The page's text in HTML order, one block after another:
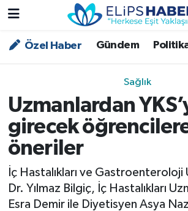
Özel Haber Gündem
Sağlık
Uzmanlardan
girecek
öneriler
İç Hastalıkları ve Gastroenteroloji
Dr. Yılmaz Bilgiç, İç Hastalıkları
Esra Demir ile Diyetisyen Asya
Özel Haber
Asayiş
Bilim - Teknoloji
Çevre - İklim
Dünya
Nöbetçi Eczaneler
Trafik Durumu
Süper Lig Puan Durumu ve
Tüm Manşetler
Son Dakika Haberleri